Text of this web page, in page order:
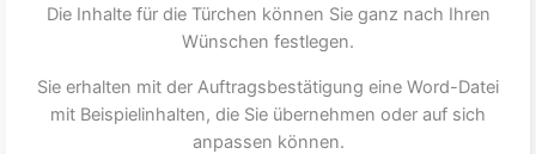
Die Inhalte für die Türchen können Sie ganz nach Ihren
Wünschen festlegen.
Sie erhalten mit der Auftragsbestätigung eine Word-Datei
mit Beispielinhalten, die Sie übernehmen oder auf sich
anpassen können.